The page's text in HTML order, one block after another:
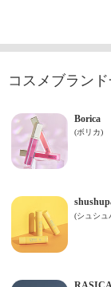
コスメブラン